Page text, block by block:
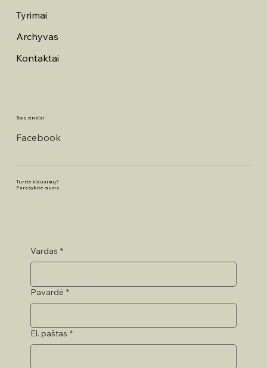
Tyrimai
Archyvas
Kontaktai
Soc. tinklai
Facebook
Turite klausimų?
Parašykite mums.
Vardas *
Pavardė *
El. paštas *